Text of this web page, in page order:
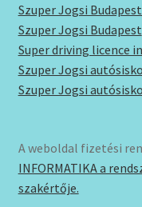
Szuper Jogsi
Szuper Jogsi Budapest
Super driving licence
Szuper Jogsi
Szuper Jogsi
A weboldal fizetési
INFORMATIKA a
szakértője.